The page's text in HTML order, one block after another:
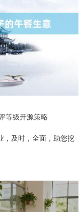
等级开源策略
及时，全面，助您挖